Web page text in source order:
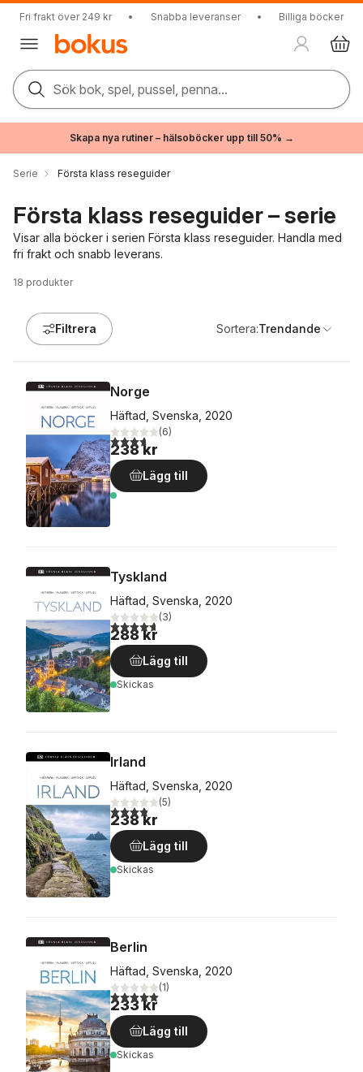
Fri frakt över 249 kr • Snabba leveranser • Billiga böcker
Sök bok, spel, pussel, penna...
Skapa nya rutiner – hälsoböcker upp till 50% →
Serie Första klass reseguider
Första klass reseguider – serie
Visar alla böcker i serien Första klass reseguider. Handla med
fri frakt och snabb leverans.
18 produkter
Filtrera Sortera:Trendande
Norge
Häftad, Svenska, 2020
3,7utav 5 stjärnor. Totalt antal röster:
(6)
238 kr
Lägg till
Tyskland
Häftad, Svenska, 2020
4,7utav 5 stjärnor. Totalt antal röster:
(3)
288 kr
Lägg till
Skickas
Irland
Häftad, Svenska, 2020
3,8utav 5 stjärnor. Totalt antal röster:
(5)
238 kr
Lägg till
Skickas
Berlin
Häftad, Svenska, 2020
5,0utav 5 stjärnor. Totalt antal röster:
(1)
233 kr
Lägg till
Skickas